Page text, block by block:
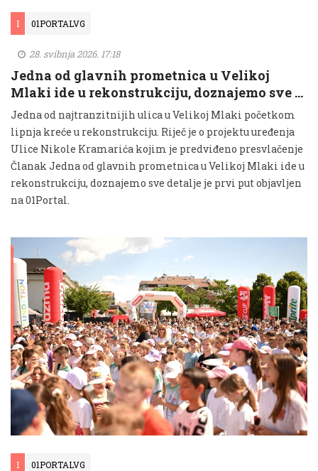
I 01PORTALVG
28. svibnja 2026. 17:18
Jedna od glavnih prometnica u Velikoj
Mlaki ide u rekonstrukciju, doznajemo sve …
Jedna od najtranzitnijih ulica u Velikoj Mlaki početkom
lipnja kreće u rekonstrukciju. Riječ je o projektu uređenja
Ulice Nikole Kramarića kojim je predviđeno presvlačenje
Članak Jedna od glavnih prometnica u Velikoj Mlaki ide u
rekonstrukciju, doznajemo sve detalje je prvi put objavljen
na 01Portal.
I 01PORTALVG